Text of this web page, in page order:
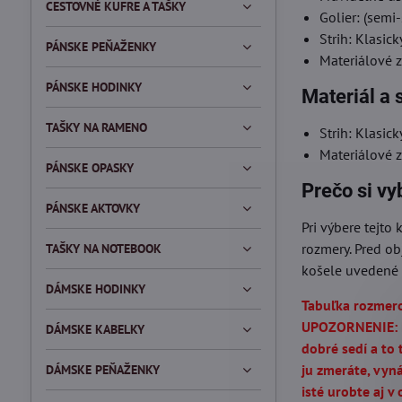
Golier:
Strih:
Materiálové
Materiál a
Strih:
Materiálové
Prečo si
Pri výbere tejto
rozmery. Pred
košele uvedené
Tabuľka
dobré sedí a to
ju zmeráte,
isté urobte aj v
CESTOVNÉ KUFRE A TAŠKY
PÁNSKE PEŇAŽENKY
PÁNSKE HODINKY
TAŠKY NA RAMENO
PÁNSKE OPASKY
PÁNSKE AKTOVKY
TAŠKY NA NOTEBOOK
DÁMSKE HODINKY
DÁMSKE KABELKY
DÁMSKE PEŇAŽENKY